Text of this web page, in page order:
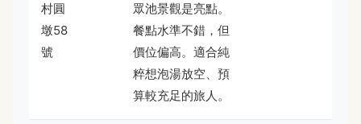
村圓
墩58
號
眾池景觀是亮點。
餐點水準不錯，但
價位偏高。適合純
粹想泡湯放空、預
算較充足的旅人。